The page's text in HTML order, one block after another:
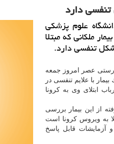
دارد
علوم پزشكی
ملكانی كه مبتلا
تنفسی دارد.
عصر امروز جمعه
با علایم تنفسی در
ابتلای وی به كرونا
از این بیمار بررسی
به ویروس كرونا است
قابل پاسخ